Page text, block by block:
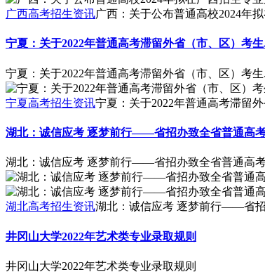
广西高考招生资讯 广西：关于公布普通高校2024年
宁夏：关于2022年普通高考滞留外省（市、区）考
宁夏：关于2022年普通高考滞留外省（市、区）考
宁夏高考招生资讯宁夏：关于2022年普通高考滞留
湖北：诚信应考 逐梦前行——省招办致全省普通高
湖北：诚信应考 逐梦前行——省招办致全省普通高
湖北高考招生资讯湖北：诚信应考 逐梦前行——省
井冈山大学2022年艺术类专业录取规则
井冈山大学2022年艺术类专业录取规则